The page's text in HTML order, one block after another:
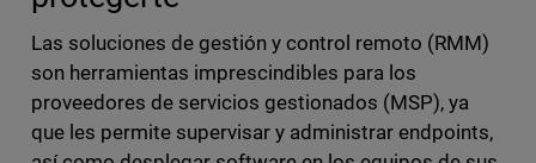
Las soluciones de gestión y control remoto (RMM)
son herramientas imprescindibles para los
proveedores de servicios gestionados (MSP), ya
que les permite supervisar y administrar endpoints,